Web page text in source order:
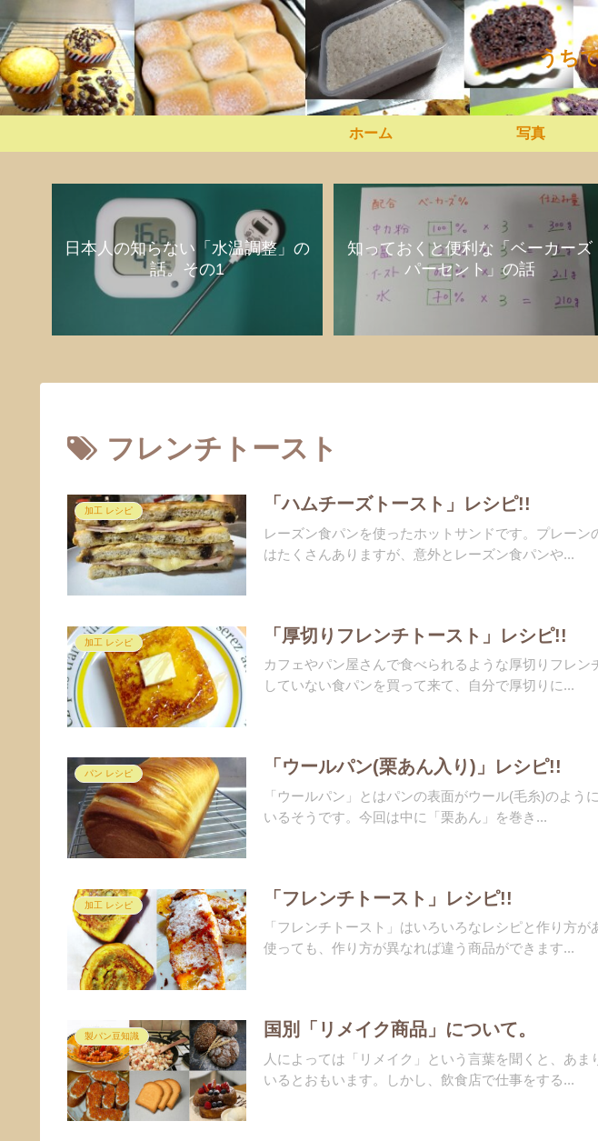
うち
ホーム 写真
日本人の知らない「水温調整」の
話。その1
知っておくと便利な「ベーカーズ
パーセント」の話
フレンチトースト
加工 レシピ 「ハムチーズトースト」レシピ!!
レーズン食パンを使ったホットサンドです。プレーン
はたくさんありますが、意外とレーズン食パンや...
加工 レシピ 「厚切りフレンチトースト」レシピ!!
カフェやパン屋さんで食べられるような厚切りフレン
していない食パンを買って来て、自分で厚切りに...
パン レシピ 「ウールパン(栗あん入り)」レシピ!!
「ウールパン」とはパンの表面がウール(毛糸)のよう
いるそうです。今回は中に「栗あん」を巻き...
加工 レシピ 「フレンチトースト」レシピ!!
「フレンチトースト」はいろいろなレシピと作り方
使っても、作り方が異なれば違う商品ができます...
製パン豆知識 国別「リメイク商品」について。
人によっては「リメイク」という言葉を聞くと、あま
いるとおもいます。しかし、飲食店で仕事をする...